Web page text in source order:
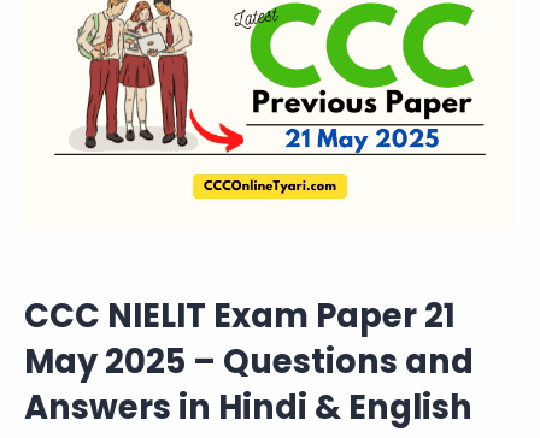
CCC NIELIT Exam Paper 21
May 2025 – Questions and
Answers in Hindi & English